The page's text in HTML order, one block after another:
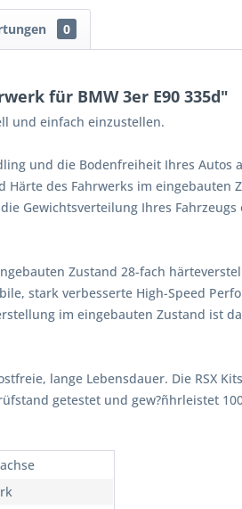
0
für BMW 3er E90 335d"
und einfach einzustellen.
und die Bodenfreiheit Ihres Autos
Härte des Fahrwerks im
Gewichtsverteilung Ihres
Zustand 28-fach
stark verbesserte High-Speed
im eingebauten Zustand ist
lange Lebensdauer. Die RSX
getestet und gew?ñhrleistet